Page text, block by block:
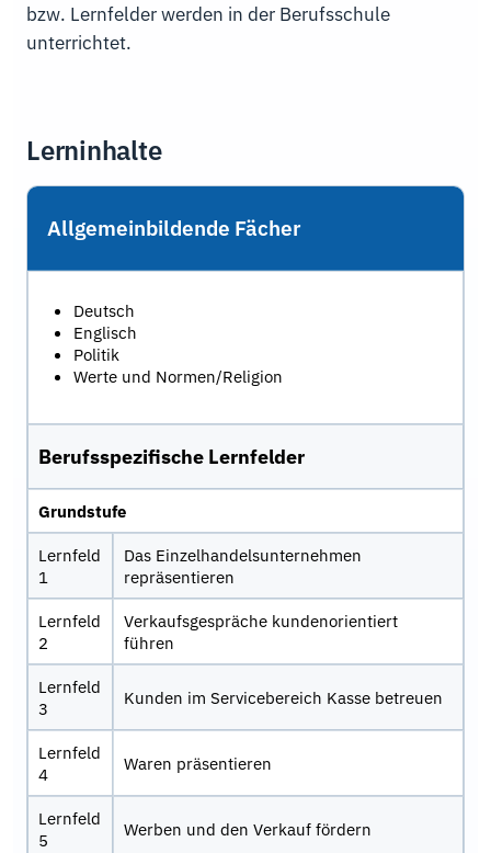
bzw. Lernfelder werden in der Berufsschule
unterrichtet.
Lerninhalte
Allgemeinbildende Fächer
Deutsch
Englisch
Politik
Werte und Normen/Religion
Berufsspezifische Lernfelder
Grundstufe
Lernfeld
1
Das Einzelhandelsunternehmen
repräsentieren
Lernfeld
2
Verkaufsgespräche kundenorientiert
führen
Lernfeld
3
Kunden im Servicebereich Kasse betreuen
Lernfeld
4
Waren präsentieren
Lernfeld
5
Werben und den Verkauf fördern